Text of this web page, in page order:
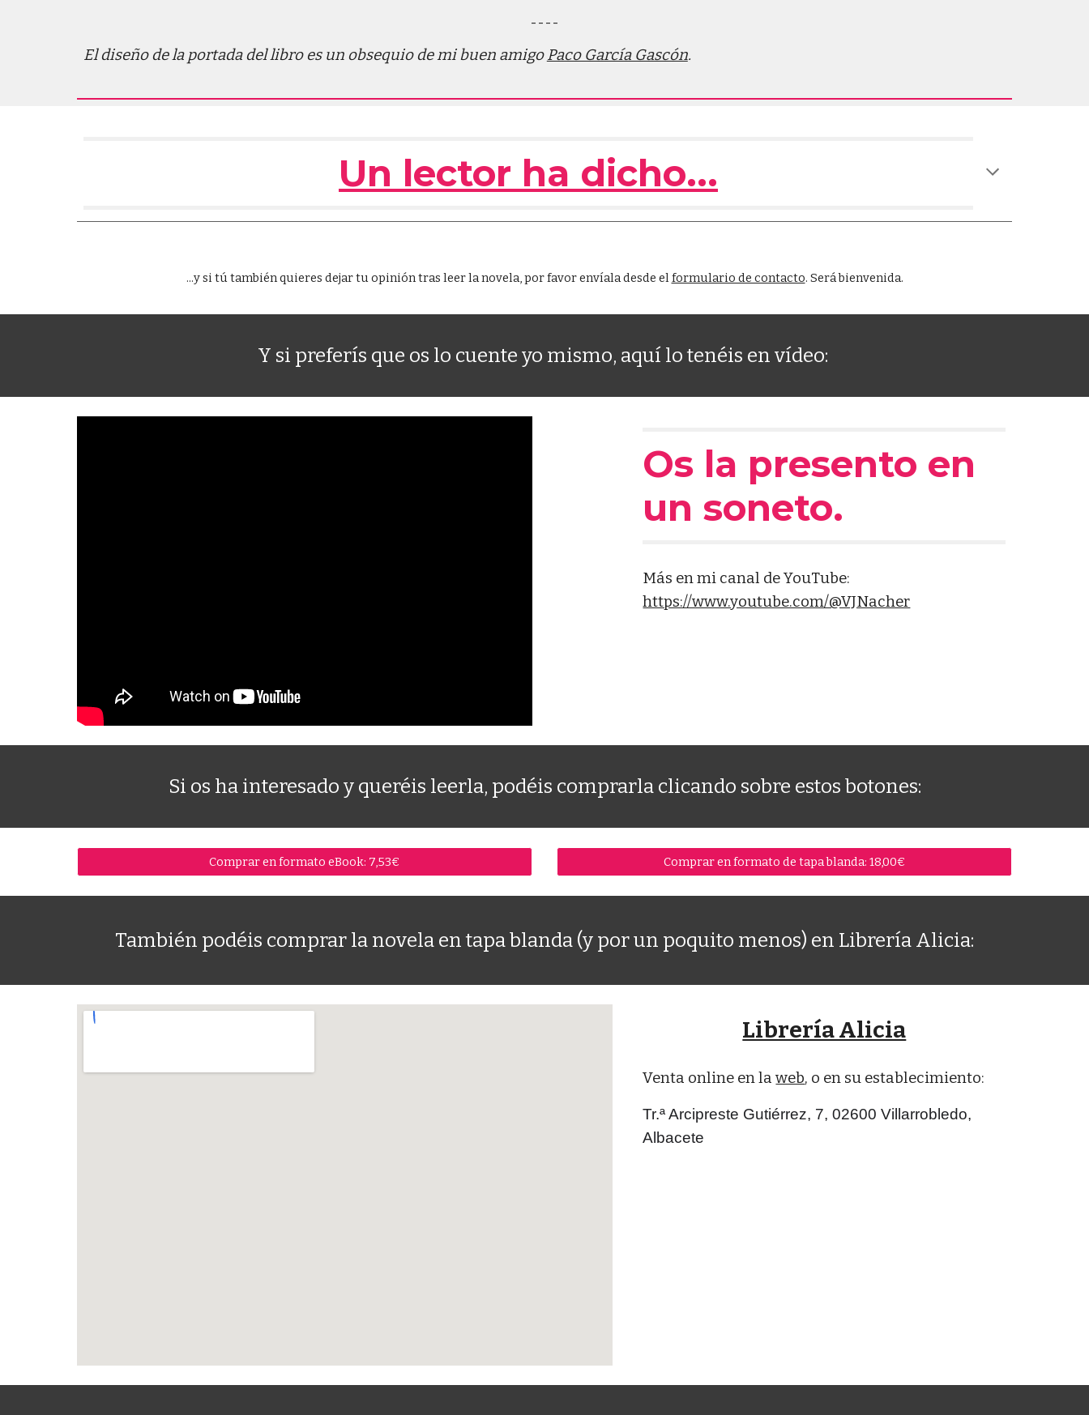
----
El diseño de la portada del libro es un obsequio de mi buen amigoPaco García Gascón.
Un lector ha dicho...
...ysi tú también quieres dejar tu opinión tras leer la novela, por favor envíala desde elformulario de contacto. Será bienvenida.
Y si preferís que os lo cuente yo mismo, aquí lo tenéis en vídeo:
Os la presento en
un soneto.
Más en mi canal de YouTube:
https://www.youtube.com/@VJNacher
Si os ha interesado y queréis leerla, podéis comprarla clicando sobre estos botones:
Comprar en formato eBook: 7,53€ Comprar en formato de tapa blanda: 18,00€
También podéis comprar la novela en tapa blanda (y por un poquito menos) en Librería Alicia:
Librería Alicia
Venta online en laweb, o en su establecimiento:
Tr.ª Arcipreste Gutiérrez, 7, 02600 Villarrobledo,
Albacete